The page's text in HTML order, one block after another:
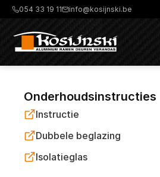
054 33 19 11 info@kosijnski.be
Onderhoudsinstructies
Instructie
Dubbele beglazing
Isolatieglas